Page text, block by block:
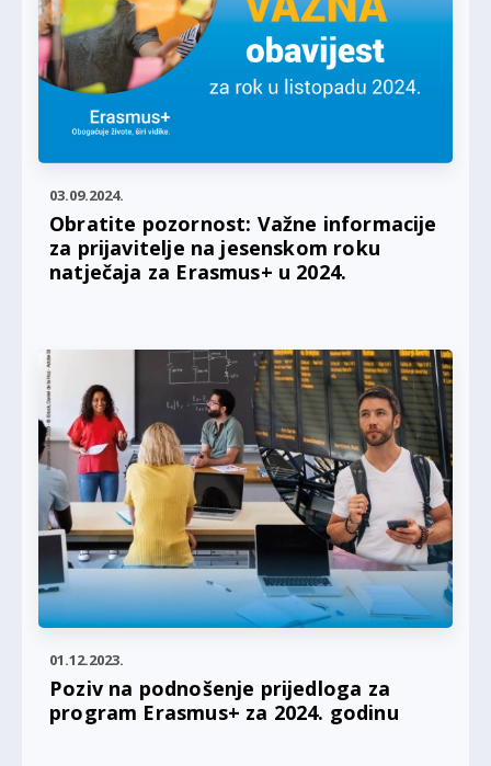
03.09.2024.
Obratite pozornost: Važne informacije
za prijavitelje na jesenskom roku
natječaja za Erasmus+ u 2024.
01.12.2023.
Poziv na podnošenje prijedloga za
program Erasmus+ za 2024. godinu